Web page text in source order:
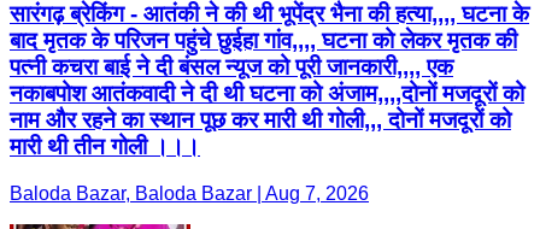
सारंगढ़ ब्रेकिंग - आतंकी ने की थी भूपेंद्र भैना की हत्या,,,, घटना के
बाद मृतक के परिजन पहुंचे छुईहा गांव,,,, घटना को लेकर मृतक की
पत्नी कचरा बाई ने दी बंसल न्यूज को पूरी जानकारी,,,, एक
नकाबपोश आतंकवादी ने दी थी घटना को अंजाम,,,,दोनों मजदूरों को
नाम और रहने का स्थान पूछ कर मारी थी गोली,,, दोनों मजदूरों को
मारी थी तीन गोली ।।।
Baloda Bazar, Baloda Bazar | Aug 7, 2026